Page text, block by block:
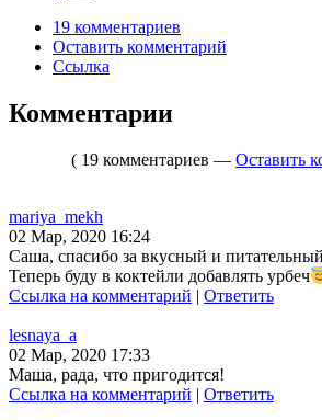
19 комментариев
Оставить комментарий
Ссылка
Комментарии
( 19 комментариев — Оставить
mariya_mekh
02 Мар, 2020 16:24
Саша, спасибо за вкусный и
Теперь буду в коктейли добавлять урбеч
Ссылка на комментарий | Ответить
lesnaya_a
02 Мар, 2020 17:33
Маша, рада, что пригодится!
Ссылка на комментарий | Ответить